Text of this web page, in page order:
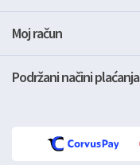
Moj račun
Podržani načini plaćanja